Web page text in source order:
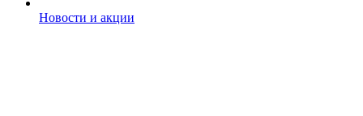
Новости и акции